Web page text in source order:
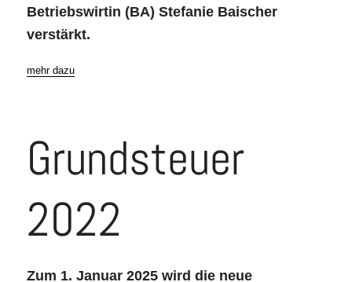
Betriebswirtin (BA) Stefanie Baischer
verstärkt.
mehr dazu
Grundsteuer
2022
Zum 1. Januar 2025 wird die neue